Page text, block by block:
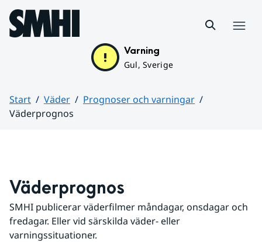
Hoppa till sidans innehåll
Varning
Gul, Sverige
Start Väder
Prognoser och varningar
Väderprognos
Väderprognos
SMHI publicerar väderfilmer måndagar, onsdagar och
fredagar. Eller vid särskilda väder- eller
varningssituationer.